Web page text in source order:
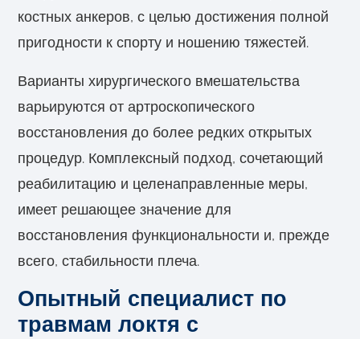
костных анкеров, с целью достижения полной
пригодности к спорту и ношению тяжестей.
Варианты хирургического вмешательства
варьируются от артроскопического
восстановления до более редких открытых
процедур. Комплексный подход, сочетающий
реабилитацию и целенаправленные меры,
имеет решающее значение для
восстановления функциональности и, прежде
всего, стабильности плеча.
Опытный специалист по
травмам локтя с